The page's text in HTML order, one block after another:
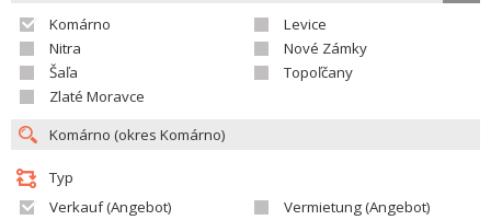
Komárno
Levice
Nitra
Nové Zámky
Šaľa
Topoľčany
Zlaté Moravce
Typ
Verkauf (Angebot)
Vermietung (Angebot)